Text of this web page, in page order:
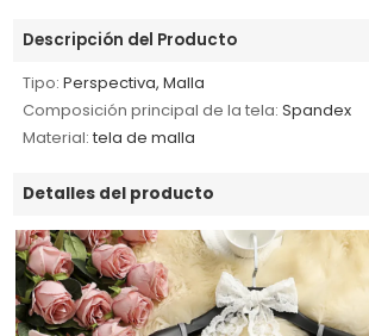
Descripción del Producto
Tipo: Perspectiva, Malla
Composición principal de la tela: Spandex
Material: tela de malla
Detalles del producto